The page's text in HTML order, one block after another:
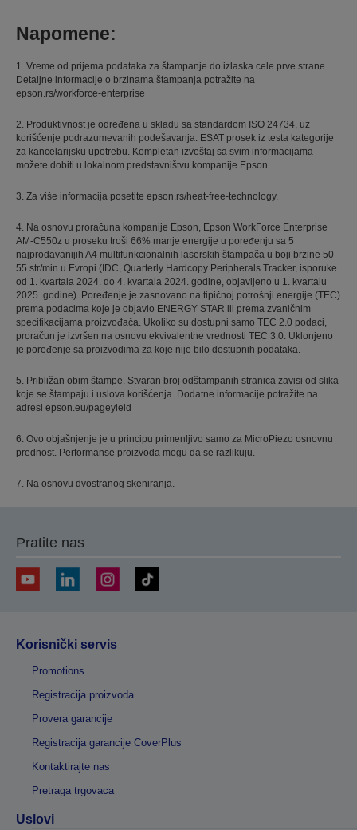
Napomene:
1. Vreme od prijema podataka za štampanje do izlaska cele prve strane.
Detaljne informacije o brzinama štampanja potražite na
epson.rs/workforce-enterprise
2. Produktivnost je određena u skladu sa standardom ISO 24734, uz
korišćenje podrazumevanih podešavanja. ESAT prosek iz testa kategorije
za kancelarijsku upotrebu. Kompletan izveštaj sa svim informacijama
možete dobiti u lokalnom predstavništvu kompanije Epson.
3. Za više informacija posetite epson.rs/heat-free-technology.
4. Na osnovu proračuna kompanije Epson, Epson WorkForce Enterprise
AM-C550z u proseku troši 66% manje energije u poređenju sa 5
najprodavanijih A4 multifunkcionalnih laserskih štampača u boji brzine 50–
55 str/min u Evropi (IDC, Quarterly Hardcopy Peripherals Tracker, isporuke
od 1. kvartala 2024. do 4. kvartala 2024. godine, objavljeno u 1. kvartalu
2025. godine). Poređenje je zasnovano na tipičnoj potrošnji energije (TEC)
prema podacima koje je objavio ENERGY STAR ili prema zvaničnim
specifikacijama proizvođača. Ukoliko su dostupni samo TEC 2.0 podaci,
proračun je izvršen na osnovu ekvivalentne vrednosti TEC 3.0. Uklonjeno
je poređenje sa proizvodima za koje nije bilo dostupnih podataka.
5. Približan obim štampe. Stvaran broj odštampanih stranica zavisi od slika
koje se štampaju i uslova korišćenja. Dodatne informacije potražite na
adresi epson.eu/pageyield
6. Ovo objašnjenje je u principu primenljivo samo za MicroPiezo osnovnu
prednost. Performanse proizvoda mogu da se razlikuju.
7. Na osnovu dvostranog skeniranja.
Pratite nas
Korisnički servis
Promotions
Registracija proizvoda
Provera garancije
Registracija garancije CoverPlus
Kontaktirajte nas
Pretraga trgovaca
Uslovi